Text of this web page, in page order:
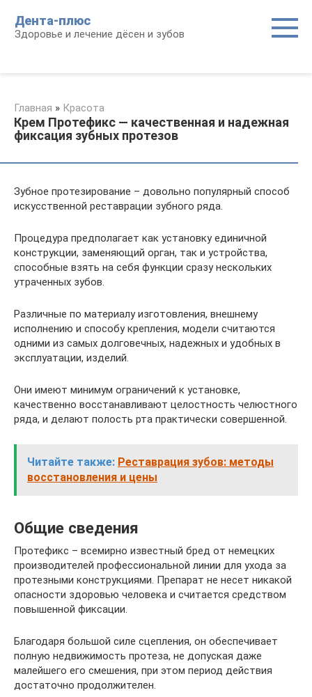
контенту
Дента-плюс
Здоровье и лечение дёсен и зубов
Главная » Красота
Крем Протефикс — качественная и надежная
фиксация зубных протезов
Зубное протезирование – довольно популярный способ
искусственной реставрации зубного ряда.
Процедура предполагает как установку единичной
конструкции, заменяющий орган, так и устройства,
способные взять на себя функции сразу нескольких
утраченных зубов.
Различные по материалу изготовления, внешнему
исполнению и способу крепления, модели считаются
одними из самых долговечных, надежных и удобных в
эксплуатации, изделий.
Они имеют минимум ограничений к установке,
качественно восстанавливают целостность челюстного
ряда, и делают полость рта практически совершенной.
Читайте также: Реставрация зубов: методы
восстановления и цены
Общие сведения
Протефикс – всемирно известный бред от немецких
производителей профессиональной линии для ухода за
протезными конструкциями. Препарат не несет никакой
опасности здоровью человека и считается средством
повышенной фиксации.
Благодаря большой силе сцепления, он обеспечивает
полную недвижимость протеза, не допуская даже
малейшего его смешения, при этом период действия
достаточно продолжителен.